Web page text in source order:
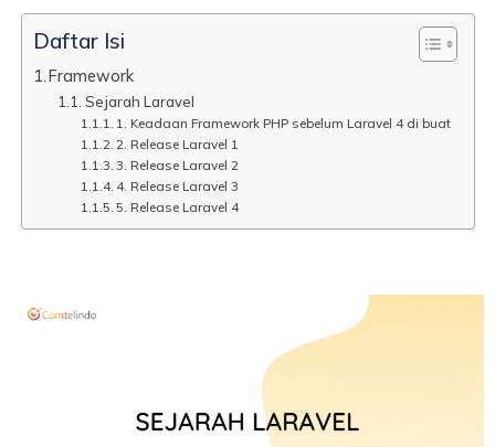
Daftar Isi
Framework
Sejarah Laravel
1. Keadaan Framework PHP sebelum Laravel 4 di buat
2. Release Laravel 1
3. Release Laravel 2
4. Release Laravel 3
5. Release Laravel 4